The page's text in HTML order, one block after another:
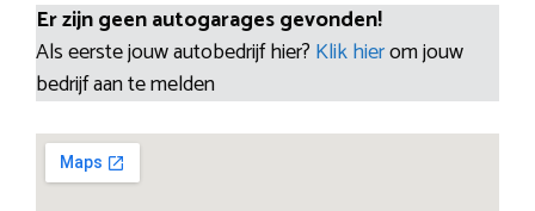
Er zijn geen autogarages gevonden!
Als eerste jouw autobedrijf hier? Klik hierom jouw
bedrijf aan te melden